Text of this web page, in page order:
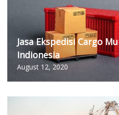
Jasa Ekspedisi Cargo
Indionesia
August 12, 2020